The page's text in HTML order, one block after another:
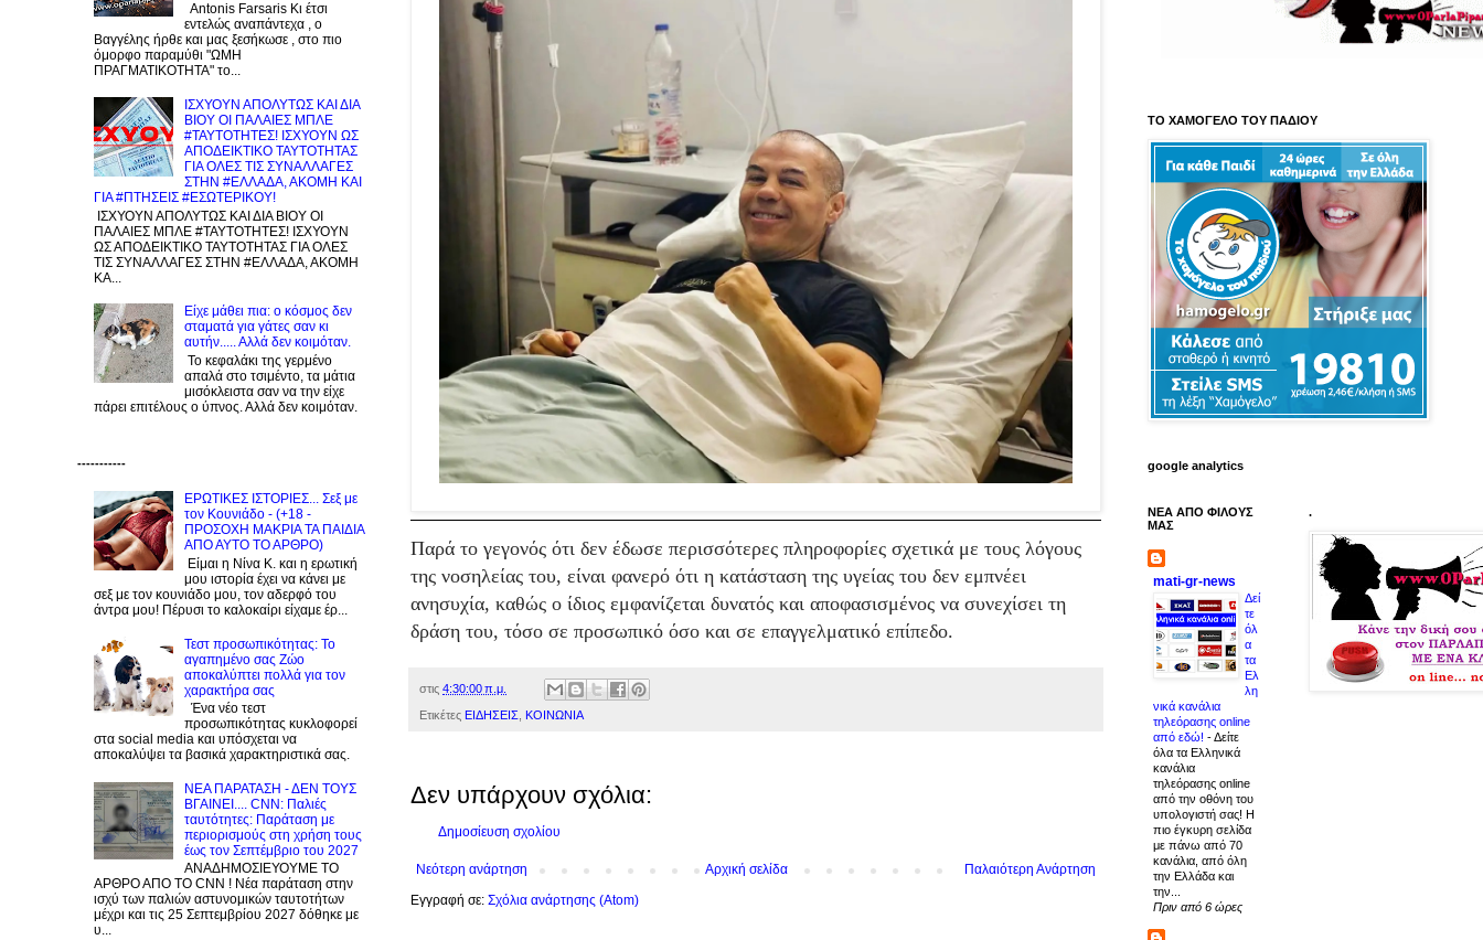
Παρά το γεγονός ότι δεν έδωσε περισσότερες πληροφορίες σχετικά με τους λόγους
της νοσηλείας του, είναι φανερό ότι η κατάσταση της υγείας του δεν εμπνέει
ανησυχία, καθώς ο ίδιος εμφανίζεται δυνατός και αποφασισμένος να συνεχίσει τη
δράση του, τόσο σε προσωπικό όσο και σε επαγγελματικό επίπεδο.
στις 4:30:00 π.μ.
Ετικέτες ΕΙΔΗΣΕΙΣ ΚΟΙΝΩΝΙΑ
Δεν υπάρχουν σχόλια:
Δημοσίευση σχολίου
Νεότερη ανάρτηση Παλαιότερη Ανάρτηση
Αρχική σελίδα
Εγγραφή σε: Σχόλια ανάρτησης (Atom)
Antonis Farsaris Κι έτσι
εντελώς αναπάντεχα , ο
Βαγγέλης ήρθε και μας ξεσήκωσε , στο πιο
όμορφο παραμύθι "ΩΜΗ
ΠΡΑΓΜΑΤΙΚΟΤΗΤΑ" το...
ΙΣΧΥΟΥΝ ΑΠΟΛΥΤΩΣ ΚΑΙ ΔΙΑ
ΒΙΟΥ ΟΙ ΠΑΛΑΙΕΣ ΜΠΛΕ
#ΤΑΥΤΟΤΗΤΕΣ! ΙΣΧΥΟΥΝ ΩΣ
ΑΠΟΔΕΙΚΤΙΚΟ ΤΑΥΤΟΤΗΤΑΣ
ΓΙΑ ΟΛΕΣ ΤΙΣ ΣΥΝΑΛΛΑΓΕΣ
ΣΤΗΝ #ΕΛΛΑΔΑ, ΑΚΟΜΗ ΚΑΙ
ΓΙΑ #ΠΤΗΣΕΙΣ #ΕΣΩΤΕΡΙΚΟΥ!
ΙΣΧΥΟΥΝ ΑΠΟΛΥΤΩΣ ΚΑΙ ΔΙΑ ΒΙΟΥ ΟΙ
ΠΑΛΑΙΕΣ ΜΠΛΕ #ΤΑΥΤΟΤΗΤΕΣ! ΙΣΧΥΟΥΝ
ΩΣ ΑΠΟΔΕΙΚΤΙΚΟ ΤΑΥΤΟΤΗΤΑΣ ΓΙΑ ΟΛΕΣ
ΤΙΣ ΣΥΝΑΛΛΑΓΕΣ ΣΤΗΝ #ΕΛΛΑΔΑ, ΑΚΟΜΗ
ΚΑ...
Είχε μάθει πια: ο κόσμος δεν
σταματά για γάτες σαν κι
αυτήν..... Αλλά δεν κοιμόταν.
Το κεφαλάκι της γερμένο
απαλά στο τσιμέντο, τα μάτια
μισόκλειστα σαν να την είχε
πάρει επιτέλους ο ύπνος. Αλλά δεν κοιμόταν.
-----------
ΕΡΩΤΙΚΕΣ ΙΣΤΟΡΙΕΣ... Σεξ με
τον Kουνιάδο - (+18 -
ΠΡΟΣΟΧΗ ΜΑΚΡΙΑ ΤΑ ΠΑΙΔΙΑ
ΑΠΟ ΑΥΤΟ ΤΟ ΑΡΘΡΟ)
Είμαι η Νίνα Κ. και η ερωτική
μου ιστορία έχει να κάνει με
σεξ με τον κουνιάδο μου, τον αδερφό του
άντρα μου! Πέρυσι το καλοκαίρι είχαμε έρ...
Τεστ προσωπικότητας: Το
αγαπημένο σας Zώο
αποκαλύπτει πολλά για τον
χαρακτήρα σας
Ένα νέο τεστ
προσωπικότητας κυκλοφορεί
στα social media και υπόσχεται να
αποκαλύψει τα βασικά χαρακτηριστικά σας.
NEA ΠΑΡΑΤΑΣΗ - ΔΕΝ ΤΟΥΣ
ΒΓΑΙΝΕΙ.... CNN: Παλιές
ταυτότητες: Παράταση με
περιορισμούς στη χρήση τους
έως τον Σεπτέμβριο του 2027
ΑΝΑΔΗΜΟΣΙΕΥΟΥΜΕ ΤΟ
ΑΡΘΡΟ ΑΠΟ ΤΟ CNN ! Νέα παράταση στην
ισχύ των παλιών αστυνομικών ταυτοτήτων
μέχρι και τις 25 Σεπτεμβρίου 2027 δόθηκε με
υ...
ΤΟ ΧΑΜΟΓΕΛΟ ΤΟΥ ΠΑΔΙΟΥ
google analytics
ΝΕΑ ΑΠΟ ΦΙΛΟΥΣ
ΜΑΣ
mati-gr-news
Δεί
τε
όλ
α
τα
Ελ
λη
νικά κανάλια
τηλεόρασης online
από εδώ! -Δείτε
όλα τα Ελληνικά
κανάλια
τηλεόρασης online
από την οθόνη του
υπολογιστή σας! Η
πιο έγκυρη σελίδα
με πάνω από 70
κανάλια, από όλη
την Ελλάδα και
την...
Πριν από 6 ώρες
.